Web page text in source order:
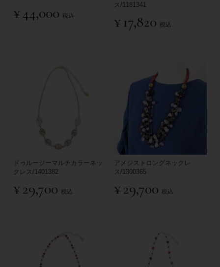
¥44,000 税込
ス/1181341
¥ 17,820 税込
ドゥルージーマルチカラーネッ
クレス/1401382
¥29,700 税込
アメジストロングネックレ
ス/1300365
¥29,700 税込